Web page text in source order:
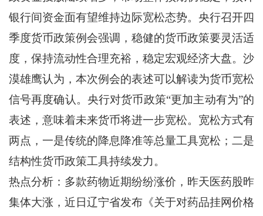
银行间资金面有望维持边际宽松态势。央行召开四
季度货币政策例会强调，稳健的货币政策要灵活适
度，保持流动性合理充裕，稳定宏观经济大盘。沙
漠雄鹰认为，本次例会的表述可以解读为货币宽松
信号再度确认。央行对货币政策“更加主动有为”的
表述，意味着未来货币将进一步宽松。宽松方式有
两点，一是传统的降息降准等总量工具宽松；二是
结构性货币政策工具持续发力。
热点分析：多款药物近期纷纷涨价，昨天医药股昨
集体大涨，近日辽宁省发布《关于对药品挂网价格